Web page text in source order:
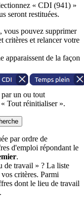
« CDI (941) »
seront restituées.
vous pouvez supprimer
critères et relancer votre
apparaissent de la façon
un ou tout
Tout réinitialiser ».
par ordre de
d'emploi répondant le
.
de travail » ? La liste
critères. Parmi
dont le lieu de travail